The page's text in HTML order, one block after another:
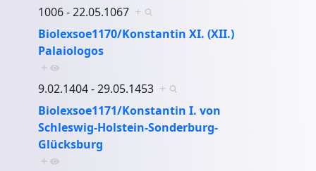
1006 - 22.05.1067 +
Biolexsoe1170/Konstantin XI. (XII.)
Palaiologos
+
9.02.1404 - 29.05.1453 +
Biolexsoe1171/Konstantin I. von
Schleswig-Holstein-Sonderburg-
Glücksburg
+